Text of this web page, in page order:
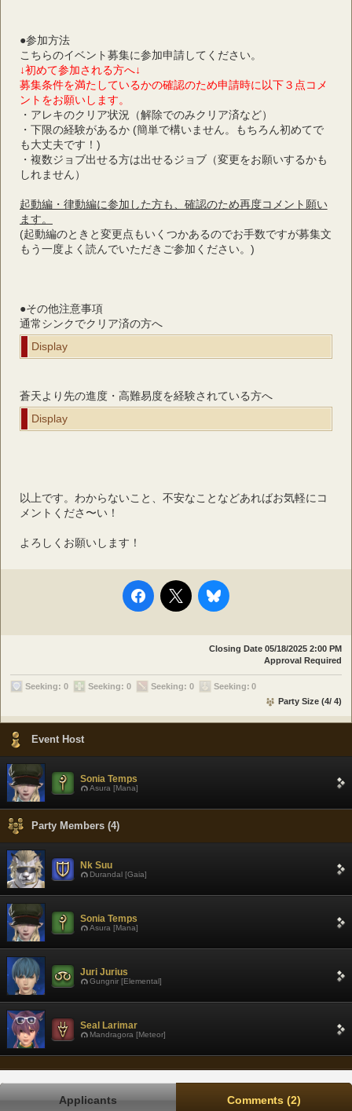
●参加方法
こちらのイベント募集に参加申請してください。
↓初めて参加される方へ↓
募集条件を満たしているかの確認のため申請時に以下３点コメ
ントをお願いします。
・アレキのクリア状況（解除でのみクリア済など）
・下限の経験があるか (簡単で構いません。もちろん初めてで
も大丈夫です！)
・複数ジョブ出せる方は出せるジョブ（変更をお願いするかも
しれません）
起動編・律動編に参加した方も、確認のため再度コメント願い
ます。
(起動編のときと変更点もいくつかあるのでお手数ですが募集文
もう一度よく読んでいただきご参加ください。)
●その他注意事項
通常シンクでクリア済の方へ
Display
蒼天より先の進度・高難易度を経験されている方へ
Display
以上です。わからないこと、不安なことなどあればお気軽にコ
メントくださ〜い！
よろしくお願いします！
Closing Date05/18/2025 2:00 PM
Approval Required
Seeking: 0 Seeking: 0 Seeking: 0
Seeking: 0
Party Size (4/ 4)
Event Host
Sonia Temps
Asura [Mana]
Party Members (4)
Nk Suu
Durandal [Gaia]
Sonia Temps
Asura [Mana]
Juri Jurius
Gungnir [Elemental]
Seal Larimar
Mandragora [Meteor]
Applicants Comments (2)